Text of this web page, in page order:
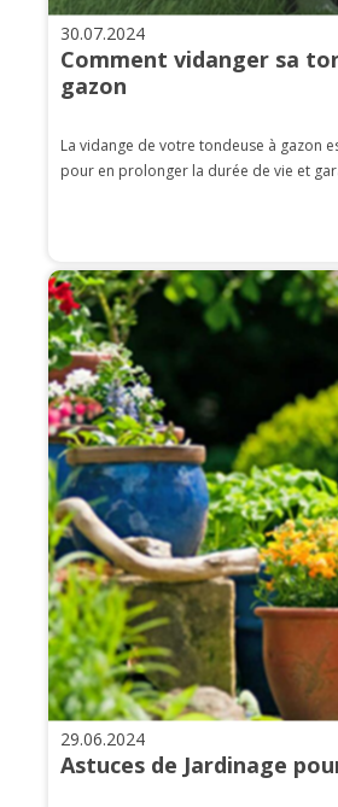
30.07.2024
Comment vidanger sa
gazon
La vidange de votre tondeuse à gazon
pour en prolonger la durée de vie et
29.06.2024
Astuces de Jardinage